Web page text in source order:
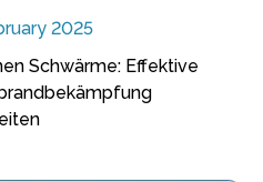
2025
Schwärme: Effektive